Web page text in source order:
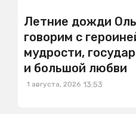
Летние дожди
говорим с
мудрости,
и большой любви
1 августа, 2026 13:53